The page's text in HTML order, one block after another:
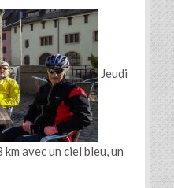
Jeudi
avec un ciel bleu, un